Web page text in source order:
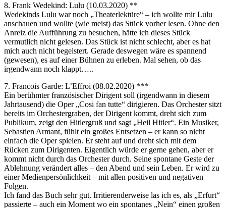
8. Frank Wedekind: Lulu (10.03.2020) **
Wedekinds Lulu war noch „Theaterlektüre“ – ich wollte mir Lulu
anschauen und wollte (wie meist) das Stück vorher lesen. Ohne den
Anreiz die Aufführung zu besuchen, hätte ich dieses Stück
vermutlich nicht gelesen. Das Stück ist nicht schlecht, aber es hat
mich auch nicht begeistert. Gerade deswegen wäre es spannend
(gewesen), es auf einer Bühnen zu erleben. Mal sehen, ob das
irgendwann noch klappt…..
7. Francois Garde: L’Effroi (08.02.2020) ***
Ein berühmter französischer Dirigent soll (irgendwann in diesem
Jahrtausend) die Oper „Cosi fan tutte“ dirigieren. Das Orchester sitzt
bereits im Orchestergraben, der Dirigent kommt, dreht sich zum
Publikum, zeigt den Hitlergruß und sagt „Heil Hitler“. Ein Musiker,
Sebastien Armant, fühlt ein großes Entsetzen – er kann so nicht
einfach die Oper spielen. Er steht auf und dreht sich mit dem
Rücken zum Dirigenten. Eigentlich würde er gerne gehen, aber er
kommt nicht durch das Orchester durch. Seine spontane Geste der
Ablehnung verändert alles – den Abend und sein Leben. Er wird zu
einer Medienpersönlichkeit – mit allen positiven und negativen
Folgen.
Ich fand das Buch sehr gut. Irritierenderweise las ich es, als „Erfurt“
passierte – auch ein Moment wo ein spontanes „Nein“ einen großen